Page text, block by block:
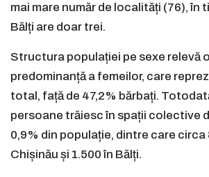
mai mare număr de localități (76), în
Bălți are doar trei.
Structura populației pe sexe relevă
predominanță a femeilor, care
total, față de 47,2% bărbați.
persoane trăiesc în spații colective
0,9% din populație, dintre care circa
Chișinău și 1.500 în Bălți.